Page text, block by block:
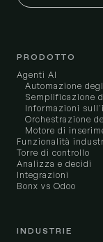
PRODOTTO
Agenti AI
Automazione
Semplificazione
Informazioni
Orchestrazione
Motore di
Funzionalità
Torre di controllo
Analizza e decidi
Integrazioni
Bonx vs Odoo
INDUSTRIE